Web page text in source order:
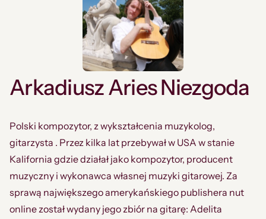
Arkadiusz Aries Niezgoda
Polski kompozytor, z wykształcenia muzykolog,
gitarzysta . Przez kilka lat przebywał w USA w stanie
Kalifornia gdzie działał jako kompozytor, producent
muzyczny i wykonawca własnej muzyki gitarowej. Za
sprawą największego amerykańskiego publishera nut
online został wydany jego zbiór na gitarę: Adelita